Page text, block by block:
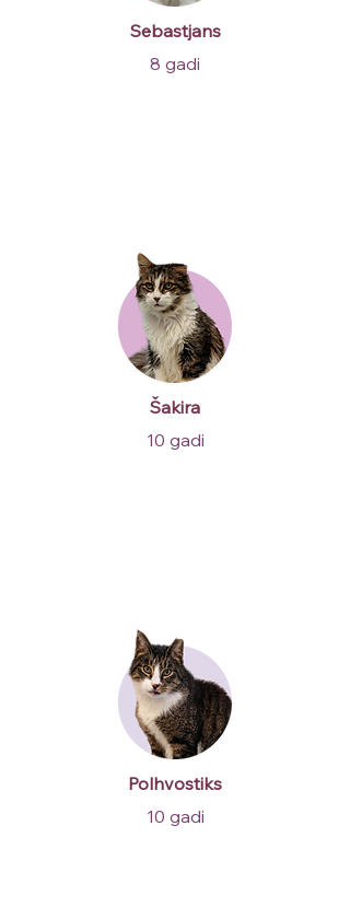
Sebastjans
8 gadi
Šakira
10 gadi
Polhvostiks
10 gadi